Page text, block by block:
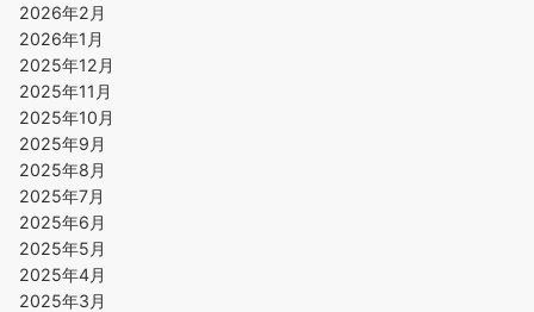
2026年2月
2026年1月
2025年12月
2025年11月
2025年10月
2025年9月
2025年8月
2025年7月
2025年6月
2025年5月
2025年4月
2025年3月